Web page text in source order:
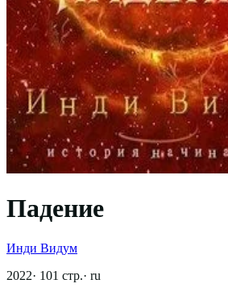
Падение
Инди Видум
2022· 101 стр.· ru